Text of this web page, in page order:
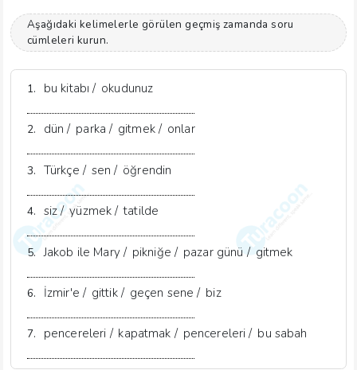
Aşağıdaki kelimelerle görülen geçmiş zamanda soru
cümleleri kurun.
1. bu kitabı / okudunuz
2. dün / parka / gitmek / onlar
3. Türkçe / sen / öğrendin
4. siz / yüzmek / tatilde
5. Jakob ile Mary / pikniğe / pazar günü / gitmek
6. İzmir'e / gittik / geçen sene / biz
7. pencereleri / kapatmak / pencereleri / bu sabah